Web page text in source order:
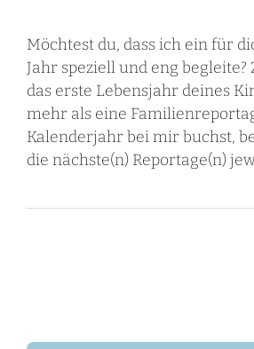
Möchtest du, dass ich ein für
Jahr speziell und eng begleite?
das erste Lebensjahr deines
mehr als eine
Kalenderjahr bei mir buchst,
die nächste(n) Reportage(n)